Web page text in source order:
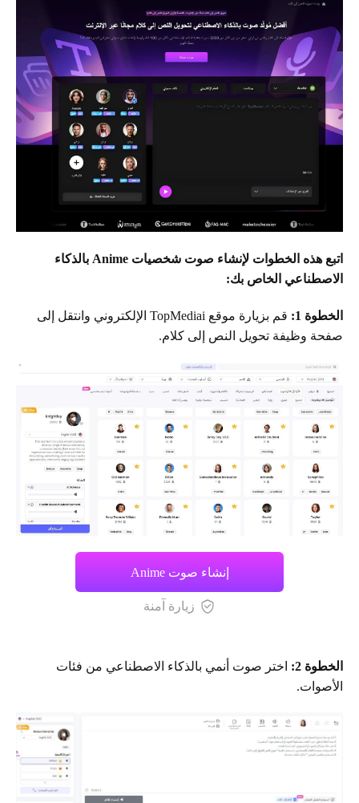
اتبع هذه الخطوات لإنشاء صوت شخصيات Anime بالذكاء
الاصطناعي الخاص بك:
الخطوة 1:
قم بزيارة موقع TopMediai الإلكتروني وانتقل إلى
صفحة وظيفة تحويل النص إلى كلام.
إنشاء صوت Anime
زيارة آمنة
الخطوة 2:
اختر صوت أنمي بالذكاء الاصطناعي من فئات
الأصوات.